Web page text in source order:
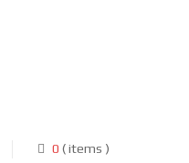
0 ( items )